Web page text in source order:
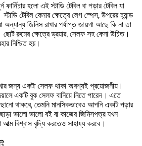
হলো এই স্টাডি টেবিল বা পড়ার টেবিল যা
টেবিল কেনার ক্ষেত্রে লেগ স্পেস, উপরের হ্যান্ড
জিনিস রাখার পর্যাপ্ত জায়গা আছে কি না তা
ছোট রুমের ক্ষেত্রে ড্রয়ার, সেলফ সহ কেনা উচিত।
নিশ্চিত হয়।
জন্য একটা সেলফ থাকা অবশ্যই প্রয়োজনীয়।
একটি বুক সেলফ বানিয়ে নিতে পারেন। এতে
থাকবে, তেমনি মানসিকভাবেও আপনি একটি পড়ার
ভালো ভালো বই বা কাজের জিনিসপত্র যখন
বিশ্বাস বৃদ্ধি করতেও সাহায্য করবে।